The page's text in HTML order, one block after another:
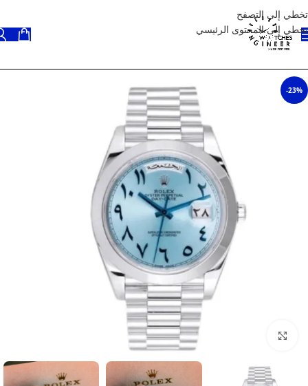
تخطي إلى التصفح
تخطي إلى المحتوى الرئيسي
-23%